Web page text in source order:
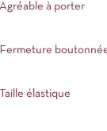
Agréable à porter
Fermeture
Taille élastique